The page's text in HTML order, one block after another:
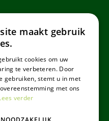
maakt gebruik
cookies om uw
te verbeteren. Door
gebruiken, stemt u in met
met ons
verder